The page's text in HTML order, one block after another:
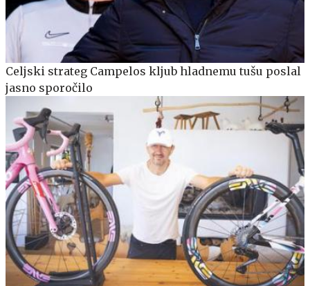
Celjski strateg Campelos kljub hladnemu tušu poslal
jasno sporočilo